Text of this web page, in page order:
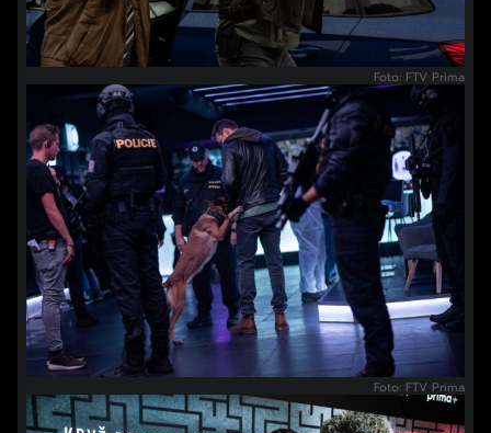
Foto: FTV Prima
Foto: FTV Prima